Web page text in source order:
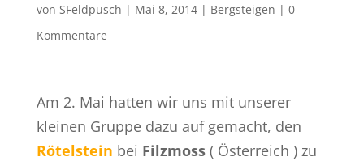
von SFeldpusch | Mai 8, 2014| Bergsteigen | 0
Kommentare
Am 2. Mai hatten wir uns mit unserer
kleinen Gruppe dazu auf gemacht, den
Rötelstein bei Filzmoss( Österreich ) zu